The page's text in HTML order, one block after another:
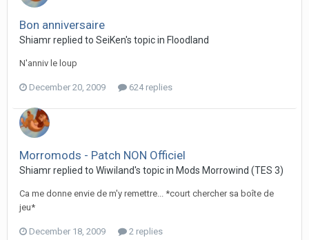
Bon anniversaire
Shiamr replied to SeiKen's topic in Floodland
N'anniv le loup
December 20, 2009 624 replies
Morromods - Patch NON Officiel
Shiamr replied to Wiwiland's topic in Mods Morrowind (TES 3)
Ca me donne envie de m'y remettre... *court chercher sa boîte de
jeu*
December 18, 2009 2 replies